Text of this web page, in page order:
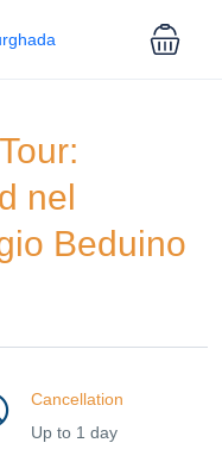
nel
Beduino
Cancellation
Up to 1 day